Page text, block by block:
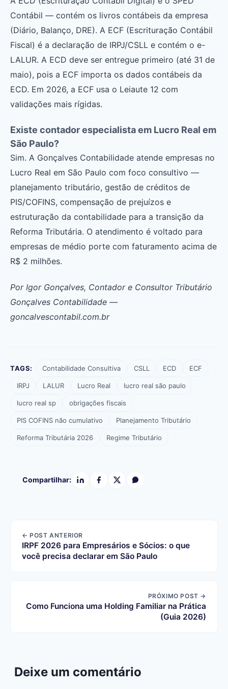
Contábil — contém os livros contábeis da empresa
(Diário, Balanço, DRE). A ECF (Escrituração Contábil
Fiscal) é a declaração de IRPJ/CSLL e contém o e-
LALUR. A ECD deve ser entregue primeiro (até 31 de
maio), pois a ECF importa os dados contábeis da
ECD. Em 2026, a ECF usa o Leiaute 12 com
validações mais rígidas.
Existe contador especialista em Lucro Real em
São Paulo?
Sim. A Gonçalves Contabilidade atende empresas no
Lucro Real em São Paulo com foco consultivo —
planejamento tributário, gestão de créditos de
PIS/COFINS, compensação de prejuízos e
estruturação da contabilidade para a transição da
Reforma Tributária. O atendimento é voltado para
empresas de médio porte com faturamento acima de
R$ 2 milhões.
Por Igor Gonçalves, Contador e Consultor Tributário
Gonçalves Contabilidade —
goncalvescontabil.com.br
TAGS: Contabilidade Consultiva CSLL ECD ECF
IRPJ LALUR Lucro Real lucro real são paulo
lucro real sp obrigações fiscais
PIS COFINS não cumulativo Planejamento Tributário
Reforma Tributária 2026 Regime Tributário
Compartilhar:
← POST ANTERIOR
IRPF 2026 para Empresários e Sócios: o que
você precisa declarar em São Paulo
PRÓXIMO POST →
Como Funciona uma Holding Familiar na Prática
(Guia 2026)
Deixe um comentário